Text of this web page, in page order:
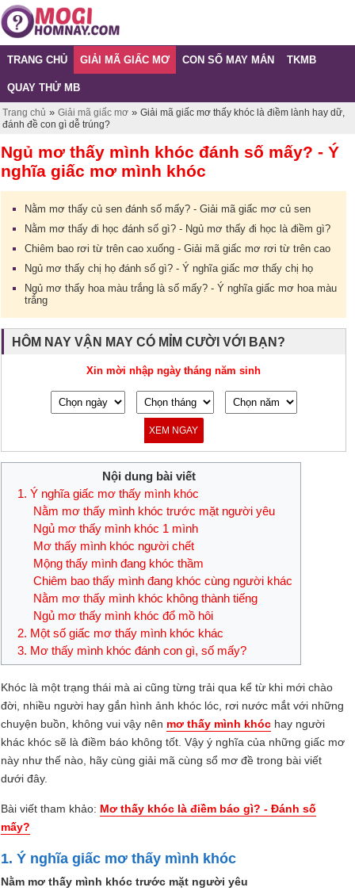
TRANG CHỦ GIẢI MÃ GIẤC MƠ CON SỐ MAY MẮN TKMB
QUAY THỬ MB
Trang chủ » Giải mã giấc mơ » Giải mã giấc mơ thấy khóc là điềm lành hay dữ,
đánh đề con gì dễ trúng?
Ngủ mơ thấy mình khóc đánh số mấy? - Ý
nghĩa giấc mơ mình khóc
Nằm mơ thấy củ sen đánh số mấy? - Giải mã giấc mơ củ sen
Nằm mơ thấy đi học đánh số gì? - Ngủ mơ thấy đi học là điềm gì?
Chiêm bao rơi từ trên cao xuống - Giải mã giấc mơ rơi từ trên cao
Ngủ mơ thấy chị họ đánh số gì? - Ý nghĩa giấc mơ thấy chị họ
Ngủ mơ thấy hoa màu trắng là số mấy? - Ý nghĩa giấc mơ hoa màu
trắng
HÔM NAY VẬN MAY CÓ MỈM CƯỜI VỚI BẠN?
Xin mời nhập ngày tháng năm sinh
XEM NGAY
Nội dung bài viết
1. Ý nghĩa giấc mơ thấy mình khóc
Nằm mơ thấy mình khóc trước mặt người yêu
Ngủ mơ thấy mình khóc 1 mình
Mơ thấy mình khóc người chết
Mộng thấy mình đang khóc thầm
Chiêm bao thấy mình đang khóc cùng người khác
Nằm mơ thấy mình khóc không thành tiếng
Ngủ mơ thấy mình khóc đổ mồ hôi
2. Một số giấc mơ thấy mình khóc khác
3. Mơ thấy mình khóc đánh con gì, số mấy?
Khóc là một trạng thái mà ai cũng từng trải qua kể từ khi mới chào
đời, nhiều người hay gắn hình ảnh khóc lóc, rơi nước mắt với những
chuyện buồn, không vui vậy nên mơ thấy mình khóc hay người
khác khóc sẽ là điềm báo không tốt. Vậy ý nghĩa của những giấc mơ
này như thế nào, hãy cùng giải mã cùng sổ mơ đề trong bài viết
dưới đây.
Bài viết tham khảo: Mơ thấy khóc là điềm báo gì? - Đánh số
mấy?
1. Ý nghĩa giấc mơ thấy mình khóc
Nằm mơ thấy mình khóc trước mặt người yêu